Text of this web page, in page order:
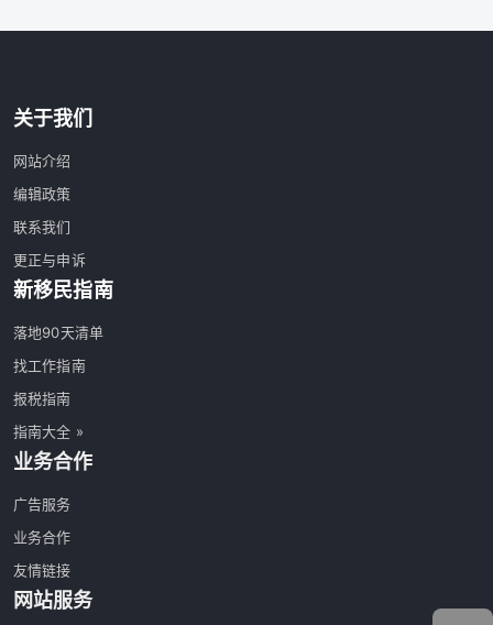
关于我们
网站介绍
编辑政策
联系我们
更正与申诉
新移民指南
落地90天清单
找工作指南
报税指南
指南大全 »
业务合作
广告服务
业务合作
友情链接
网站服务